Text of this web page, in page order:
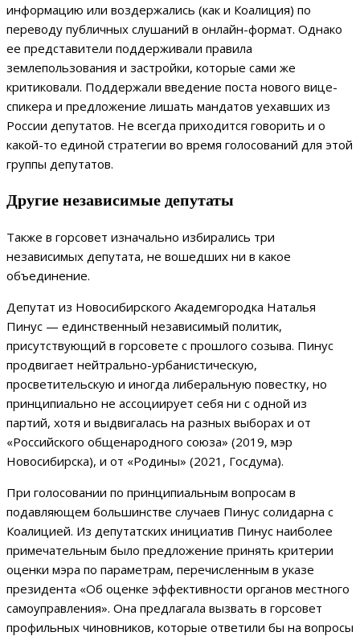
информацию или воздержались (как и Коалиция) по
переводу публичных слушаний в онлайн-формат. Однако
ее представители поддерживали правила
землепользования и застройки, которые сами же
критиковали. Поддержали введение поста нового вице-
спикера и предложение лишать мандатов уехавших из
России депутатов. Не всегда приходится говорить и о
какой-то единой стратегии во время голосований для этой
группы депутатов.
Другие независимые депутаты
Также в горсовет изначально избирались три
независимых депутата, не вошедших ни в какое
объединение.
Депутат из Новосибирского Академгородка Наталья
Пинус — единственный независимый политик,
присутствующий в горсовете с прошлого созыва. Пинус
продвигает нейтрально-урбанистическую,
просветительскую и иногда либеральную повестку, но
принципиально не ассоциирует себя ни с одной из
партий, хотя и выдвигалась на разных выборах и от
«Российского общенародного союза» (2019, мэр
Новосибирска), и от «Родины» (2021, Госдума).
При голосовании по принципиальным вопросам в
подавляющем большинстве случаев Пинус солидарна с
Коалицией. Из депутатских инициатив Пинус наиболее
примечательным было предложение принять критерии
оценки мэра по параметрам, перечисленным в указе
президента «Об оценке эффективности органов местного
самоуправления». Она предлагала вызвать в горсовет
профильных чиновников, которые ответили бы на вопросы